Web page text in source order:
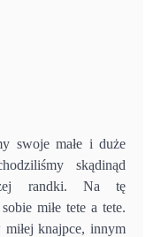
swoje małe i duże
skądinąd
randki. Na tę
miłe tete a tete.
knajpce, innym